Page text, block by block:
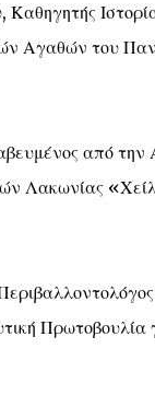
Αγαθών του
από
Λακωνίας